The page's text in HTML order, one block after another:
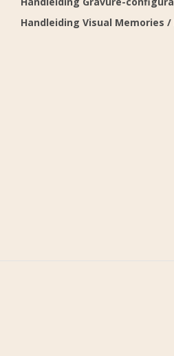
Handleiding Visual Memories